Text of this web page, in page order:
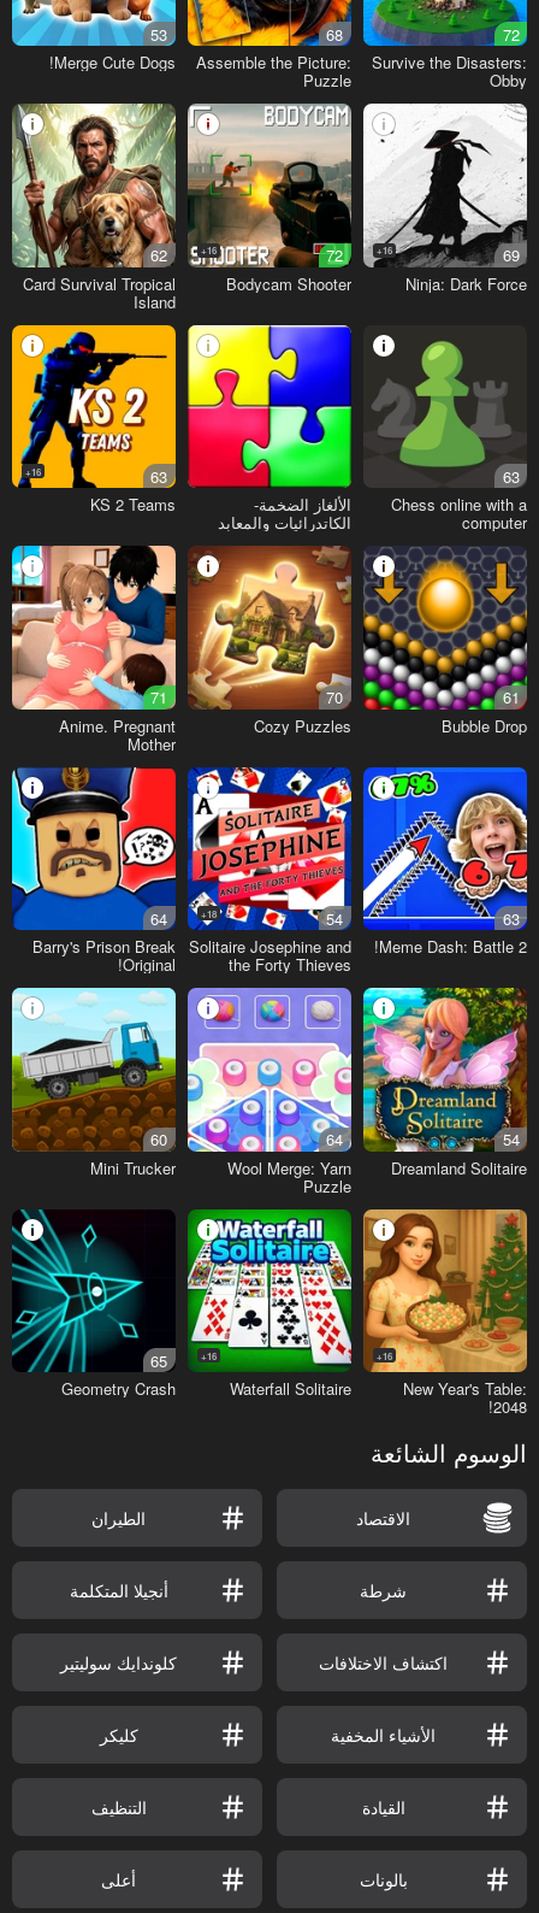
72
Survive the Disasters:
Obby
68
Assemble the Picture:
Puzzle
53
Merge Cute Dogs!
69
16+
Ninja: Dark Force
72
16+
Bodycam Shooter
62
Card Survival Tropical
Island
63
Chess online with a
computer
الألغاز الضخمة-
الكاتدرائيات والمعابد
63
16+
KS 2 Teams
61
Bubble Drop
70
Cozy Puzzles
71
Anime. Pregnant
Mother
63
Meme Dash: Battle 2!
54
18+
Solitaire Josephine and
the Forty Thieves
64
Barry's Prison Break
Original!
54
Dreamland Solitaire
64
Wool Merge: Yarn
Puzzle
60
Mini Trucker
16+
New Year's Table:
2048!
16+
Waterfall Solitaire
65
Geometry Crash
الوسوم الشائعة
الاقتصاد الطيران
شرطة أنجيلا المتكلمة
اكتشاف الاختلافات كلوندايك سوليتير
الأشياء المخفية كليكر
القيادة التنظيف
بالونات أعلى